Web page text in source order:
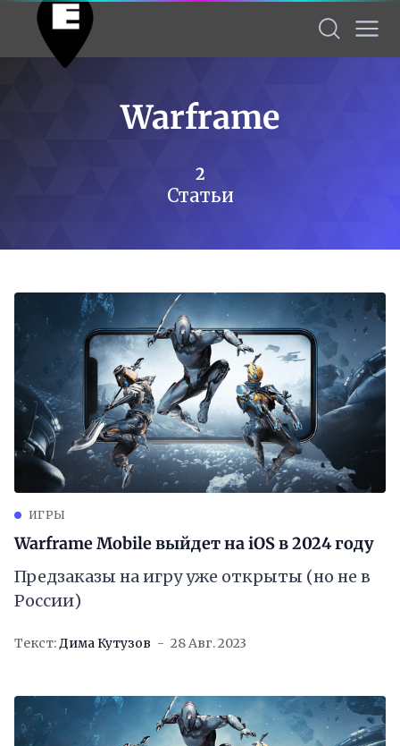
Warframe
2
Статьи
ИГРЫ
Warframe Mobile выйдет на iOS в 2024 году
Предзаказы на игру уже открыты (но не в
России)
Текст:Дима Кутузов 28 Авг. 2023